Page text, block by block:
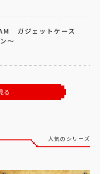
ガジェットケース
～
る
人気のシリーズ